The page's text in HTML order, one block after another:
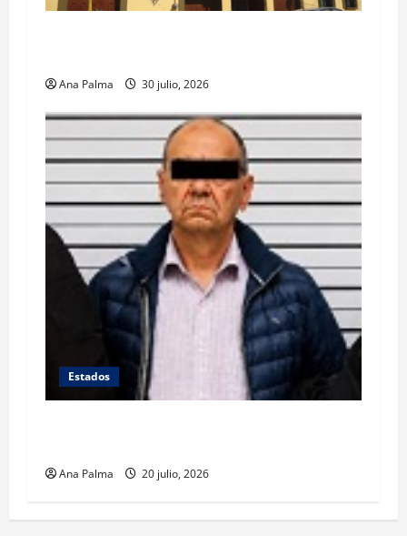
Ana Palma 30 julio, 2026
Estados
Ana Palma 20 julio, 2026